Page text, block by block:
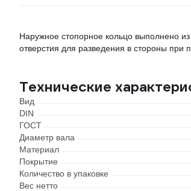
Наружное стопорное кольцо выполнено
отверстия для разведения в стороны
Технические
Вид
DIN
ГОСТ
Диаметр вала
Материал
Покрытие
Количество в упаковке
Вес нетто